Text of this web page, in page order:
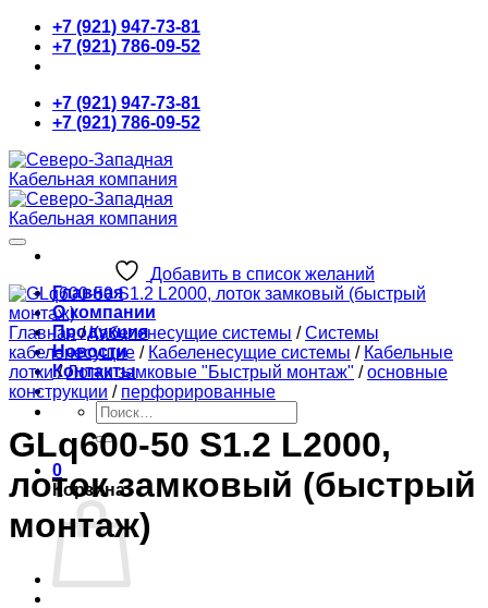
Skip
content
+7 (921) 947-73-81
+7 (921) 786-09-52
+7 (921) 947-73-81
+7 (921) 786-09-52
Главная
О компании
Продукция
Новости
Контакты
Искать:
0
Корзина
Добавить в список желаний
Главная / Кабеленесущие системы / Системы
кабеленесущие / Кабеленесущие системы / Кабельные
лотки / Лотки замковые "Быстрый монтаж" / основные
конструкции / перфорированные
GLq600-50 S1.2 L2000,
лоток замковый (быстрый
монтаж)